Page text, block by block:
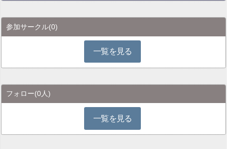
参加サークル(0)
一覧を見る
フォロー(0人)
一覧を見る